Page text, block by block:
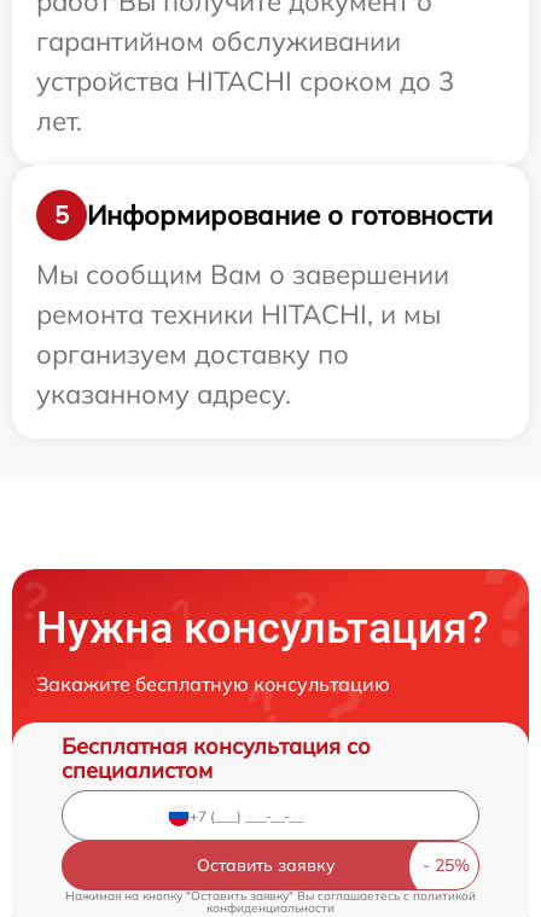
гарантийном обслуживании
устройства HITACHI сроком до 3
лет.
5
Информирование о готовности
Мы сообщим Вам о завершении
ремонта техники HITACHI, и мы
организуем доставку по
указанному адресу.
Нужна консультация?
Закажите бесплатную консультацию
Бесплатная консультация со
специалистом
Оставить заявку
Нажимая на кнопку "Оставить заявку" Вы соглашаетесь cполитикой
конфиденциальности